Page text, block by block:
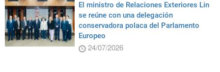
El ministro de Relaciones Exteriores Lin
se reúne con una delegación
conservadora polaca del Parlamento
Europeo
24/07/2026